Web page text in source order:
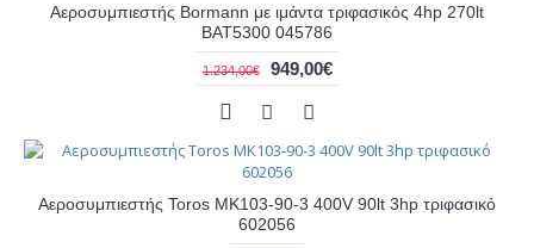
Αεροσυμπιεστής Bormann με ιμάντα τριφασικός 4hp 270lt
BAT5300 045786
1.234,00€ 949,00€
Αεροσυμπιεστής Toros MK103-90-3 400V 90lt 3hp τριφασικό
602056